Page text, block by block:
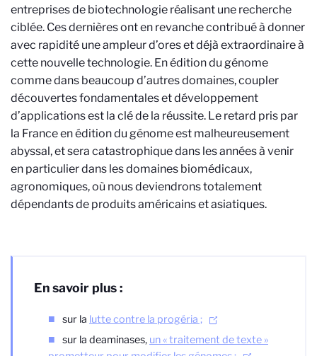
entreprises de biotechnologie réalisant une recherche
ciblée. Ces dernières ont en revanche contribué à donner
avec rapidité une ampleur d’ores et déjà extraordinaire à
cette nouvelle technologie. En édition du génome
comme dans beaucoup d’autres domaines, coupler
découvertes fondamentales et développement
d’applications est la clé de la réussite. Le retard pris par
la France en édition du génome est malheureusement
abyssal, et sera catastrophique dans les années à venir
en particulier dans les domaines biomédicaux,
agronomiques, où nous deviendrons totalement
dépendants de produits américains et asiatiques.
En savoir plus :
sur la lutte contre la progéria ;
sur la deaminases, un « traitement de texte »